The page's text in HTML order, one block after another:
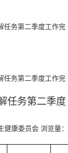
任务第二季度工作完
任务第二季度工作完
任务第二季度
健康委员会 浏览量：